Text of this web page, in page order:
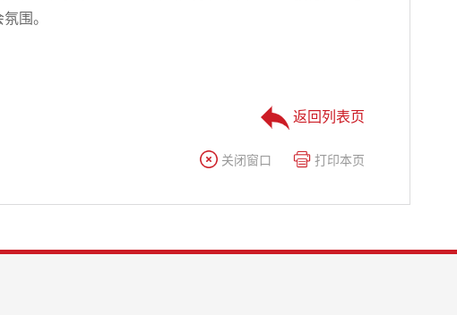
围。
返回列表页
关闭窗口 打印本页